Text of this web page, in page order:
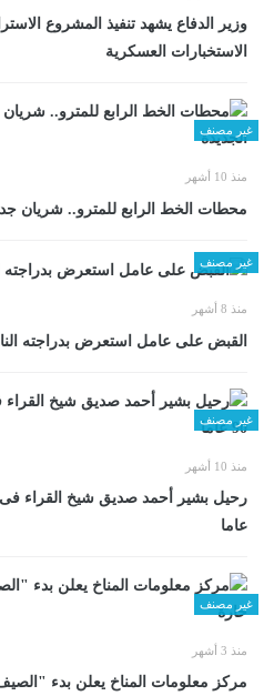
وزير الدفاع يشهد تنفيذ المشروع
الاستخبارات العسكرية
غير مصنف
منذ 10 أشهر
محطات الخط الرابع للمترو.. شريان جديد يربط 6 أكتوبر
غير مصنف
منذ 8 أشهر
القبض على عامل استعرض بدراجته
غير مصنف
منذ 10 أشهر
عاما
غير مصنف
منذ 3 أشهر
مركز معلومات المناخ يعلن بدء